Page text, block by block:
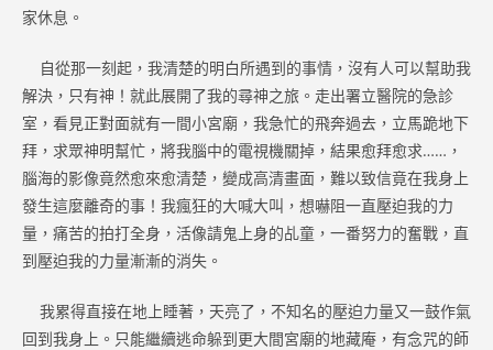
家休息。
自從那一刻起，我清楚的明白所遇到的事情，沒有人可以幫助我
解決，只有神！就此展開了我的尋神之旅。走出署立醫院的急診
室，看見正對面就有一間小宮廟，我急忙的飛奔過去，立馬跪地下
拜，求眾神明幫忙，將我腦中的電視機關掉，結果愈拜愈求……，
腦海的影像竟然愈來愈清楚，變成高清畫面，難以致信竟在我身上
發生這麼離奇的事！我瘋狂的大喊大叫，想嚇阻一直壓迫我的力
量，痛苦的拍打全身，活像請鬼上身的乩童，一番努力的奮戰，直
到壓迫我的力量漸漸的消失。
我累得直接在地上睡著，天亮了，不知名的壓迫力量又一鼓作氣
回到我身上。只能繼續逃命躲到更大間宮廟的地藏庵，有念咒的師